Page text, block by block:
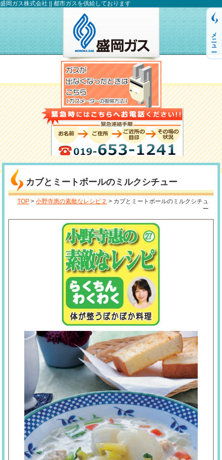
盛岡ガス株式会社 || 都市ガスを供給しております
メニュー
カブとミートボールのミルクシチュー
TOP > 小野寺惠の素敵なレシピ２ > カブとミートボールのミルクシチュ
ー